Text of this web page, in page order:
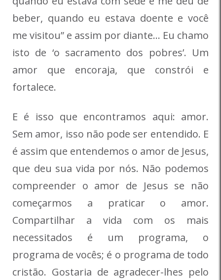
beber, quando eu estava doente e você
me visitou” e assim por diante… Eu chamo
isto de ‘o sacramento dos pobres’. Um
amor que encoraja, que constrói e
fortalece.
E é isso que encontramos aqui: amor.
Sem amor, isso não pode ser entendido. E
é assim que entendemos o amor de Jesus,
que deu sua vida por nós. Não podemos
compreender o amor de Jesus se não
começarmos a praticar o amor.
Compartilhar a vida com os mais
necessitados é um programa, o
programa de vocês; é o programa de todo
cristão. Gostaria de agradecer-lhes pelo